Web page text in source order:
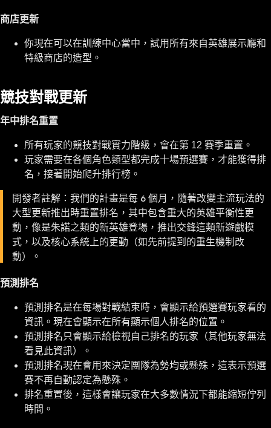
商店更新
你現在可以在訓練中心當中，試用所有來自英雄展示廳和
特級商店的造型。
競技對戰更新
年中排名重置
所有玩家的競技對戰實力階級，會在第 12 賽季重置。
玩家需要在各個角色類型都完成十場預選賽，才能獲得排
名，接著開始爬升排行榜。
開發者註解：我們的計畫是每 6 個月，隨著改變主流玩法的
大型更新推出時重置排名，其中包含重大的英雄平衡性更
動，像是朱諾之類的新英雄登場，推出交鋒這類新遊戲模
式，以及核心系統上的更動（如先前提到的重生機制改
動）。
預測排名
預測排名是在每場對戰結束時，會顯示給預選賽玩家看的
資訊。現在會顯示在所有顯示個人排名的位置。
預測排名只會顯示給檢視自己排名的玩家（其他玩家無法
看見此資訊）。
預測排名現在會用來決定團隊為勢均或懸殊，這表示預選
賽不再自動認定為懸殊。
排名重置後，這樣會讓玩家在大多數情況下都能縮短佇列
時間。